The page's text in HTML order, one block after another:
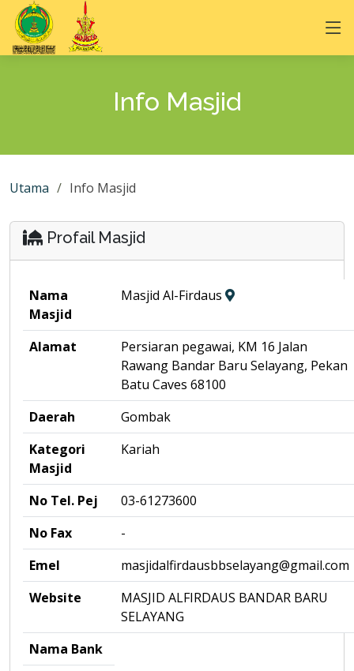
Info Masjid
Utama Info Masjid
Profail Masjid
Nama
Masjid
Masjid Al-Firdaus
Alamat
Persiaran pegawai, KM 16 Jalan
Rawang Bandar Baru Selayang, Pekan
Batu Caves 68100
Daerah
Gombak
Kategori
Masjid
Kariah
No Tel. Pej
03-61273600
No Fax
-
Emel
masjidalfirdausbbselayang@gmail.com
Website
MASJID ALFIRDAUS BANDAR BARU
SELAYANG
Nama Bank